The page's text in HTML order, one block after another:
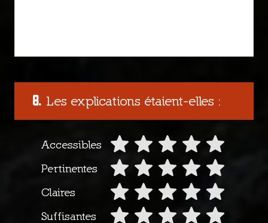
Les explications étaient-elles :
Accessibles
Pertinentes
Claires
Suffisantes